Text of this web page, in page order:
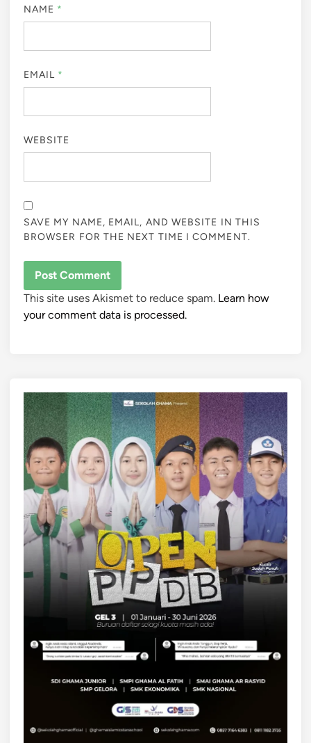
NAME *
EMAIL *
WEBSITE
SAVE MY NAME, EMAIL, AND WEBSITE IN THIS
BROWSER FOR THE NEXT TIME I COMMENT.
This site uses Akismet to reduce spam. Learn how
your comment data is processed.